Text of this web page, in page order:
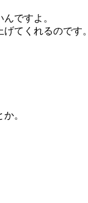
ですよ。
てくれるのです。
。